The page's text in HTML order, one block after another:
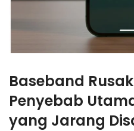
Baseband
Penyebab
yang Jarang